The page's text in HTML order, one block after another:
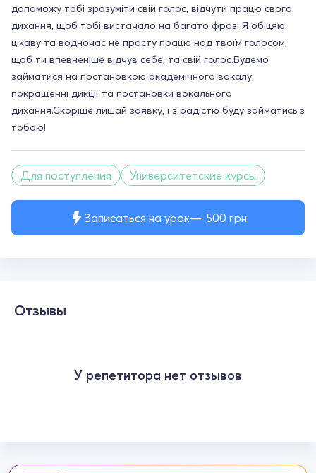
Записаться на урок 500 грн
допоможу тобі зрозуміти свій голос, відчути працю свого
дихання, щоб тобі вистачало на багато фраз! Я обіцяю
цікаву та водночас не просту працю над твоїм голосом,
щоб ти впевненіше відчув себе, та свій голос.Будемо
займатися на постановкою академічного вокалу,
покращенні дикції та постановки вокального
дихання.Скоріше лишай заявку, і з радістю буду займатись з
тобою!
Для поступления Университетские курсы
Отзывы
У репетитора нет отзывов